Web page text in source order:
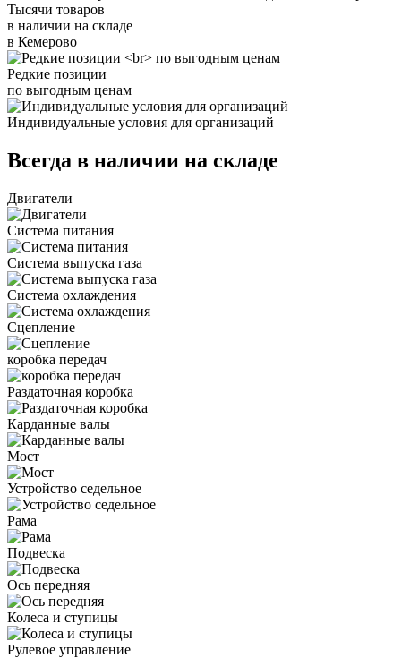
Тысячи товаров
в наличии на складе
в Кемерово
Редкие позиции
по выгодным ценам
Индивидуальные условия для организаций
Всегда в наличии на складе
Двигатели
Система питания
Система выпуска газа
Система охлаждения
Сцепление
коробка передач
Раздаточная коробка
Карданные валы
Мост
Устройство седельное
Рама
Подвеска
Ось передняя
Колеса и ступицы
Рулевое управление